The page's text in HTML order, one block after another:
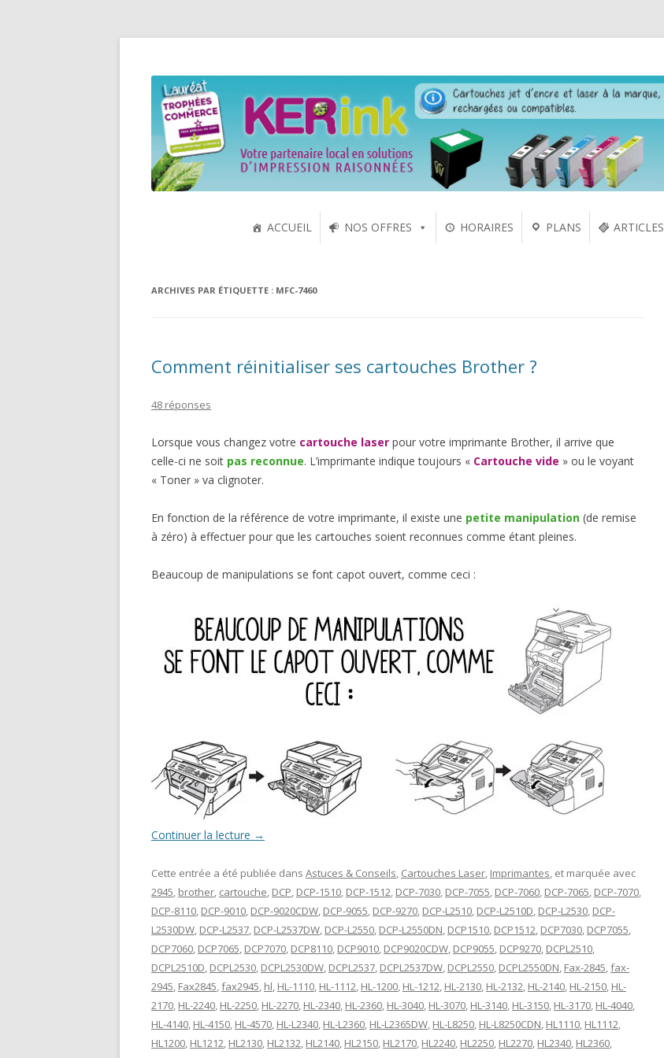
KERink
au
ACCUEIL NOS OFFRES HORAIRES PLANS ARTICLES
ARCHIVES PAR ÉTIQUETTE : MFC-7460
Comment réinitialiser ses cartouches Brother ?
48 réponses
Lorsque vous changez votre cartouche laser pour votre imprimante Brother, il arrive que
celle-ci ne soit pas reconnue. L’imprimante indique toujours « Cartouche vide » ou le voyant
« Toner » va clignoter.
En fonction de la référence de votre imprimante, il existe une petite manipulation (de remise
à zéro) à effectuer pour que les cartouches soient reconnues comme étant pleines.
Beaucoup de manipulations se font capot ouvert, comme ceci :
Continuer la lecture →
Cette entrée a été publiée dans Astuces & Conseils, Cartouches Laser, Imprimantes, et marquée avec
2945, brother, cartouche, DCP, DCP-1510, DCP-1512, DCP-7030, DCP-7055, DCP-7060, DCP-7065, DCP-7070,
DCP-8110, DCP-9010, DCP-9020CDW, DCP-9055, DCP-9270, DCP-L2510, DCP-L2510D, DCP-L2530, DCP-
L2530DW, DCP-L2537, DCP-L2537DW, DCP-L2550, DCP-L2550DN, DCP1510, DCP1512, DCP7030, DCP7055,
DCP7060, DCP7065, DCP7070, DCP8110, DCP9010, DCP9020CDW, DCP9055, DCP9270, DCPL2510,
DCPL2510D, DCPL2530, DCPL2530DW, DCPL2537, DCPL2537DW, DCPL2550, DCPL2550DN, Fax-2845,fax-
2945, Fax2845,fax2945, hl, HL-1110, HL-1112, HL-1200, HL-1212, HL-2130, HL-2132, HL-2140, HL-2150, HL-
2170, HL-2240, HL-2250, HL-2270, HL-2340, HL-2360, HL-3040, HL-3070, HL-3140, HL-3150, HL-3170, HL-4040,
HL-4140, HL-4150, HL-4570, HL-L2340, HL-L2360, HL-L2365DW, HL-L8250, HL-L8250CDN, HL1110, HL1112,
HL1200, HL1212, HL2130, HL2132, HL2140, HL2150, HL2170, HL2240, HL2250, HL2270, HL2340, HL2360,